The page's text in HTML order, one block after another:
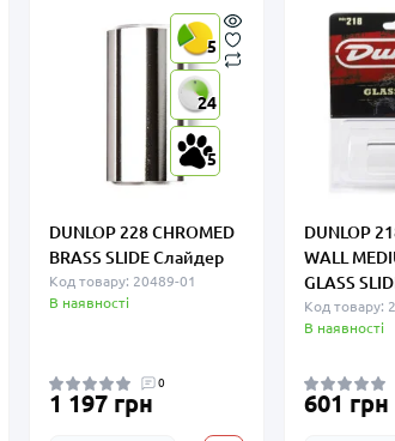
5
24
5
DUNLOP 228 CHROMED
BRASS SLIDE Слайдер
Код товару: 20489-01
В наявності
0
1 197 грн
DUNLOP
WALL
GLASS
Код товару:
В наявності
601 грн